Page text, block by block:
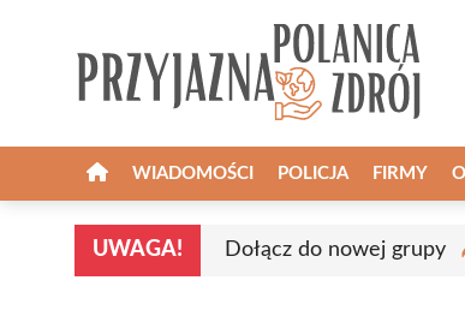
WIADOMOŚCI POLICJA FIRMY
UWAGA! Dołącz do nowej grupy